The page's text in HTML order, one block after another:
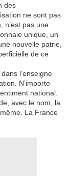
des
ne sont pas
n’est pas une
unique, un
nouvelle patrie,
de ce
l’enseigne
N’importe
national.
avec le nom, la
La France